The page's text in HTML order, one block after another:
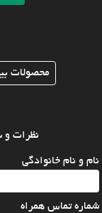
محصولات
نظرات و
نام و نام خانوادگی
شماره تماس همراه